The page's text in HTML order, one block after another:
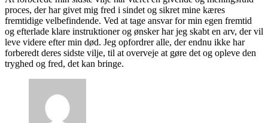
proces, der har givet mig fred i sindet og sikret mine kæres
fremtidige velbefindende. Ved at tage ansvar for min egen fremtid
og efterlade klare instruktioner og ønsker har jeg skabt en arv, der vil
leve videre efter min død. Jeg opfordrer alle, der endnu ikke har
forberedt deres sidste vilje, til at overveje at gøre det og opleve den
tryghed og fred, det kan bringe.